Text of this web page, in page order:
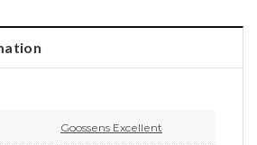
Goossens Excellent